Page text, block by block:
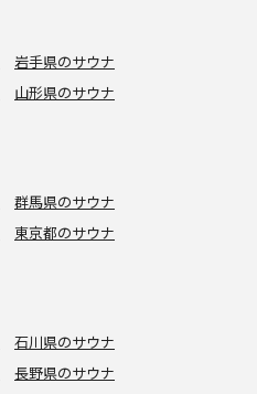
岩手県のサウナ
山形県のサウナ
群馬県のサウナ
東京都のサウナ
石川県のサウナ
長野県のサウナ